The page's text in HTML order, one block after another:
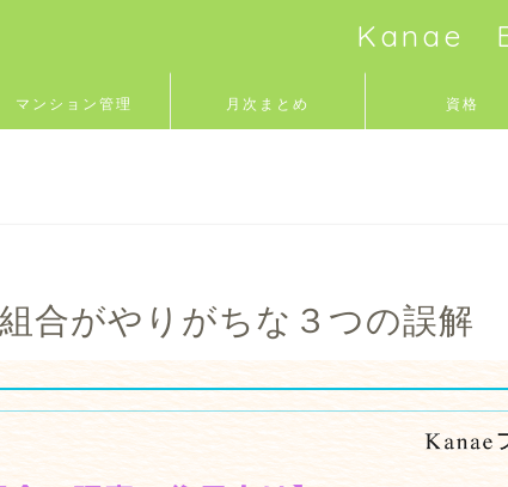
Kanae
マンション管理 月次まとめ 資格
合がやりがちな３つの誤解